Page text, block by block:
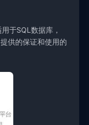
于SQL数据库，
供的保证和使用的